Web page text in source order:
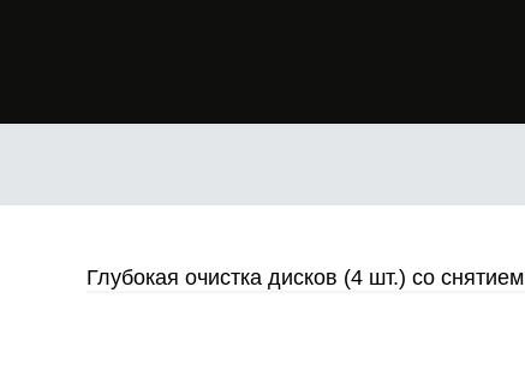
Глубокая очистка дисков (4 шт.) со снятием